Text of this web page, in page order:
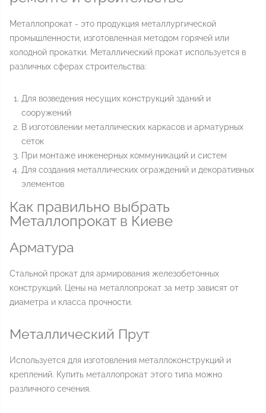
Металлопрокат - это продукция металлургической
промышленности, изготовленная методом горячей или
холодной прокатки. Металлический прокат используется в
различных сферах строительства:
Для возведения несущих конструкций зданий и
сооружений
В изготовлении металлических каркасов и арматурных
сеток
При монтаже инженерных коммуникаций и систем
Для создания металлических ограждений и декоративных
элементов
Как правильно выбрать
Металлопрокат в Киеве
Арматура
Стальной прокат для армирования железобетонных
конструкций. Цены на металлопрокат за метр зависят от
диаметра и класса прочности.
Металлический Прут
Используется для изготовления металлоконструкций и
креплений. Купить металлопрокат этого типа можно
различного сечения.